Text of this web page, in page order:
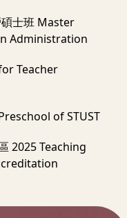
士班 Master
Administration
Teacher
of STUST
2025 Teaching